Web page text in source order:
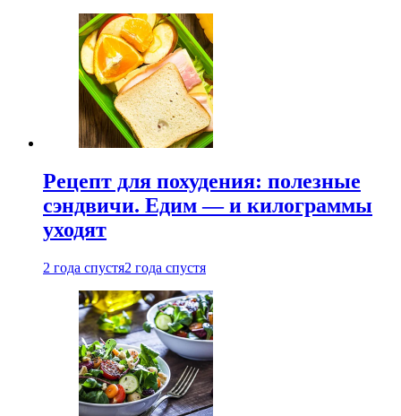
Рецепт для похудения: полезные
сэндвичи. Едим — и килограммы
уходят
2 года спустя2 года спустя